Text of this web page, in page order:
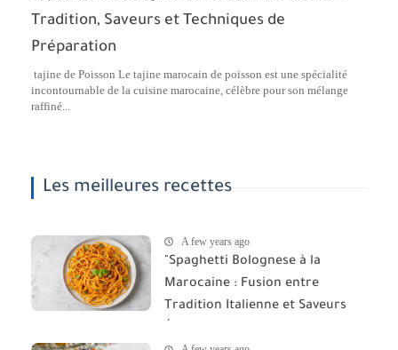
Tradition, Saveurs et Techniques de
Préparation
tajine de Poisson Le tajine marocain de poisson est une spécialité
incontournable de la cuisine marocaine, célèbre pour son mélange
raffiné...
Les meilleures recettes
A few years ago
"Spaghetti Bolognese à la
Marocaine : Fusion entre
Tradition Italienne et Saveurs